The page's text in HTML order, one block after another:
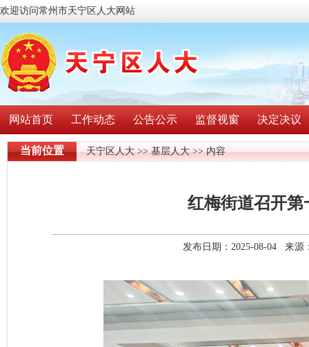
欢迎访问常州市天宁区人大网站
网站首页 工作动态 公告公示 监督视窗 决定决议
当前位置 天宁区人大>>基层人大>> 内容
红梅街道召开
发布日期：2025-08-04 来源